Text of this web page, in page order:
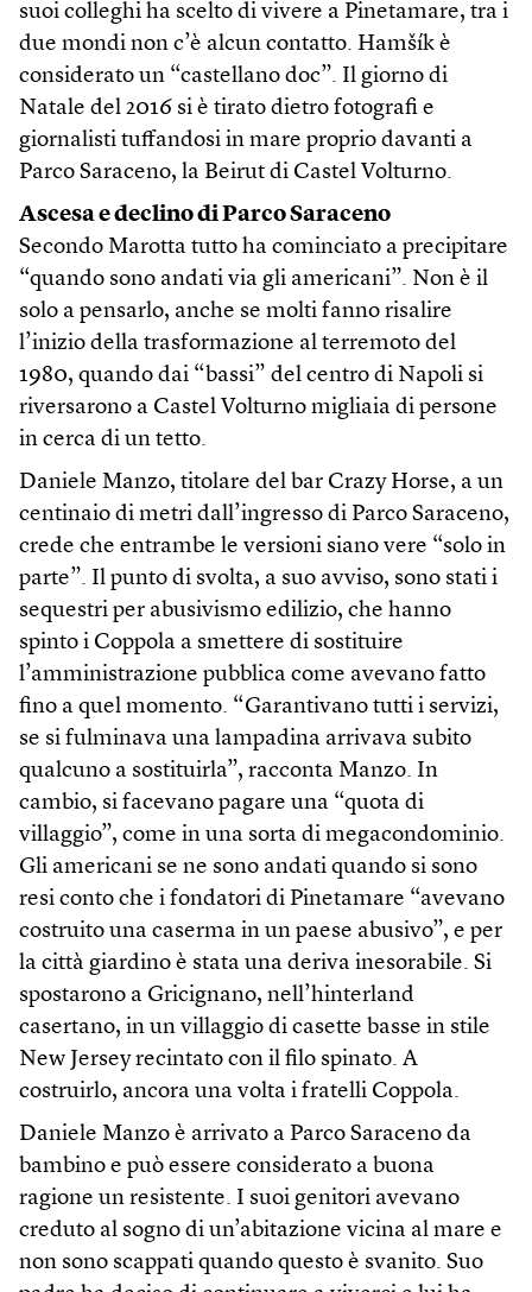
suoi colleghi ha scelto di vivere a Pinetamare, tra i
due mondi non c’è alcun contatto. Hamšík è
considerato un “castellano doc”. Il giorno di
Natale del 2016 si è tirato dietro fotografi e
giornalisti tuffandosi in mare proprio davanti a
Parco Saraceno, la Beirut di Castel Volturno.
Ascesa e declino di Parco Saraceno
Secondo Marotta tutto ha cominciato a precipitare
“quando sono andati via gli americani”. Non è il
solo a pensarlo, anche se molti fanno risalire
l’inizio della trasformazione al terremoto del
1980, quando dai “bassi” del centro di Napoli si
riversarono a Castel Volturno migliaia di persone
in cerca di un tetto.
Daniele Manzo, titolare del bar Crazy Horse, a un
centinaio di metri dall’ingresso di Parco Saraceno,
crede che entrambe le versioni siano vere “solo in
parte”. Il punto di svolta, a suo avviso, sono stati i
sequestri per abusivismo edilizio, che hanno
spinto i Coppola a smettere di sostituire
l’amministrazione pubblica come avevano fatto
fino a quel momento. “Garantivano tutti i servizi,
se si fulminava una lampadina arrivava subito
qualcuno a sostituirla”, racconta Manzo. In
cambio, si facevano pagare una “quota di
villaggio”, come in una sorta di megacondominio.
Gli americani se ne sono andati quando si sono
resi conto che i fondatori di Pinetamare “avevano
costruito una caserma in un paese abusivo”, e per
la città giardino è stata una deriva inesorabile. Si
spostarono a Gricignano, nell’hinterland
casertano, in un villaggio di casette basse in stile
New Jersey recintato con il filo spinato. A
costruirlo, ancora una volta i fratelli Coppola.
Daniele Manzo è arrivato a Parco Saraceno da
bambino e può essere considerato a buona
ragione un resistente. I suoi genitori avevano
creduto al sogno di un’abitazione vicina al mare e
non sono scappati quando questo è svanito. Suo